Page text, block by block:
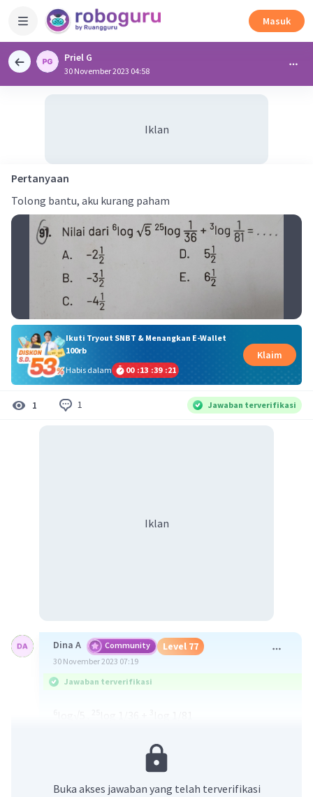
Masuk
Priel G
30 November 2023 04:58
Iklan
Pertanyaan
Tolong bantu, aku kurang paham
Ikuti Tryout SNBT & Menangkan E-Wallet
100rb
Habis dalam
00 :13 :39 :20
Klaim
1 1 Jawaban terverifikasi
Iklan
Dina A Community Level 77
30 November 2023 07:19
Jawaban terverifikasi
= -1/2 - 4
Buka akses jawaban yang telah terverifikasi